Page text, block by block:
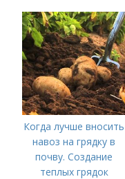
осенью
Когда лучше вносить
навоз на грядку в
почву. Создание
теплых грядок